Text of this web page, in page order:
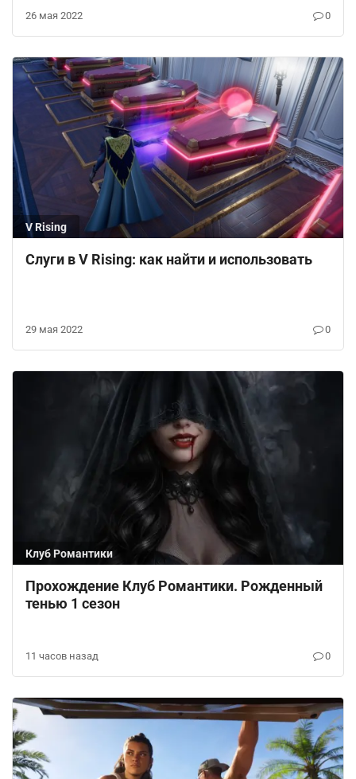
26 мая 2022 0
V Rising
Слуги в V Rising: как найти и использовать
29 мая 2022 0
Клуб Романтики
Прохождение Клуб Романтики. Рожденный
тенью 1 сезон
11 часов назад 0